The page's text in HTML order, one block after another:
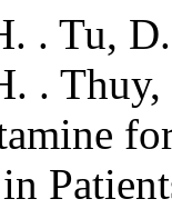
. Tu,
.